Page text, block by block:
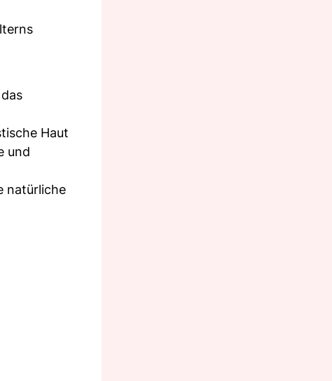
Haut
und
natürliche